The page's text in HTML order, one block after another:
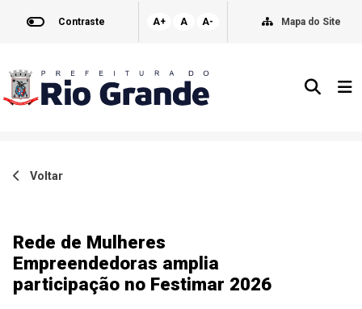
Contraste A+ A A- Mapa do Site
Voltar
Rede de Mulheres
Empreendedoras amplia
participação no Festimar 2026